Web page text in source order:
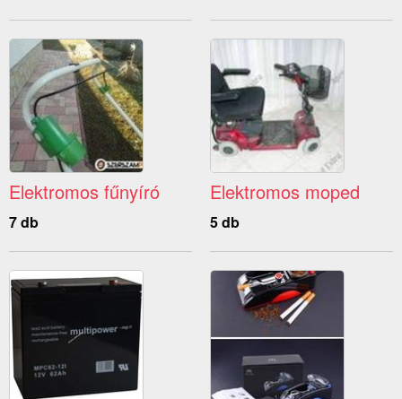
Elektromos fűnyíró
7 db
Elektromos moped
5 db